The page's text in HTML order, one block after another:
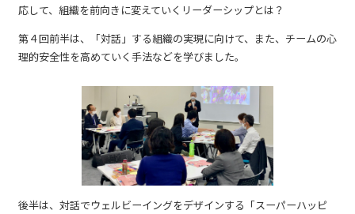
応して、組織を前向きに変えていくリーダーシップとは？
第４回前半は、「対話」する組織の実現に向けて、また、チームの心
理的安全性を高めていく手法などを学びました。
後半は、対話でウェルビーイングをデザインする「スーパーハッピ